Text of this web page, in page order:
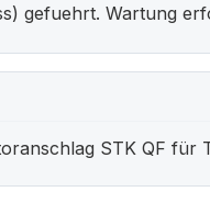
gefuehrt. Wartung
STK QF für